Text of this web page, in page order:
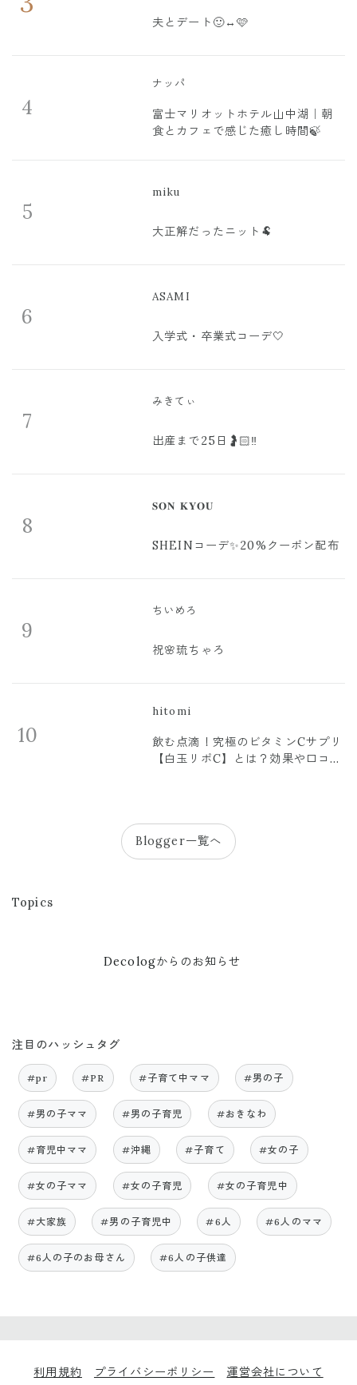
夫とデート🙂‍↔️🩷
4
ナッパ
富士マリオットホテル山中湖｜朝
食とカフェで感じた癒し時間🍃
5
miku
大正解だったニット🐏
6
ASAMI
入学式・卒業式コーデ🤍
7
みきてぃ
出産まで25日🤰🏻‼️
8
𝐒𝐎𝐍 𝐊𝐘𝐎𝐔
SHEINコーデ✨20%クーポン配布
9
ちいめろ
祝🌸琉ちゃろ
10
hitomi
飲む点滴！究極のビタミンCサプリ
【白玉リポC】とは？効果や口コミ
Blogger一覧へ
Topics
Decologからのお知らせ
注目のハッシュタグ
#pr #PR #子育て中ママ #男の子
#男の子ママ #男の子育児 #おきなわ
#育児中ママ #沖縄 #子育て #女の子
#女の子ママ #女の子育児 #女の子育児中
#大家族 #男の子育児中 #6人 #6人のママ
#6人の子のお母さん #6人の子供達
利用規約 プライバシーポリシー 運営会社について